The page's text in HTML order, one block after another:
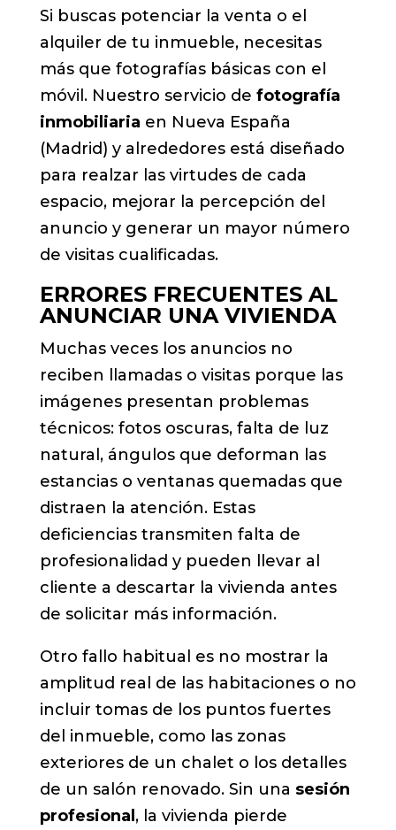
Si buscas potenciar la venta o el
alquiler de tu inmueble, necesitas
más que fotografías básicas con el
móvil. Nuestro servicio de fotografía
inmobiliaria en Nueva España
(Madrid) y alrededores está diseñado
para realzar las virtudes de cada
espacio, mejorar la percepción del
anuncio y generar un mayor número
de visitas cualificadas.
ERRORES FRECUENTES AL
ANUNCIAR UNA VIVIENDA
Muchas veces los anuncios no
reciben llamadas o visitas porque las
imágenes presentan problemas
técnicos: fotos oscuras, falta de luz
natural, ángulos que deforman las
estancias o ventanas quemadas que
distraen la atención. Estas
deficiencias transmiten falta de
profesionalidad y pueden llevar al
cliente a descartar la vivienda antes
de solicitar más información.
Otro fallo habitual es no mostrar la
amplitud real de las habitaciones o no
incluir tomas de los puntos fuertes
del inmueble, como las zonas
exteriores de un chalet o los detalles
de un salón renovado. Sin una sesión
profesional , la vivienda pierde